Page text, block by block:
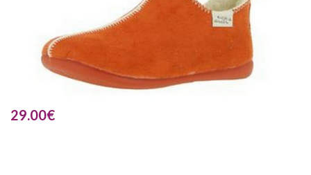
29.00€